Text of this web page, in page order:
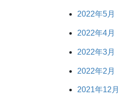
2022年5月
2022年4月
2022年3月
2022年2月
2021年12月